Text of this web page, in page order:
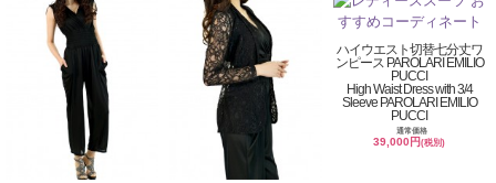
ハイウエスト切替七分丈ワ
ンピース PAROLARI EMILIO
PUCCI
High Waist Dress with 3/4
Sleeve PAROLARI EMILIO
PUCCI
通常価格
39,000円(税別)